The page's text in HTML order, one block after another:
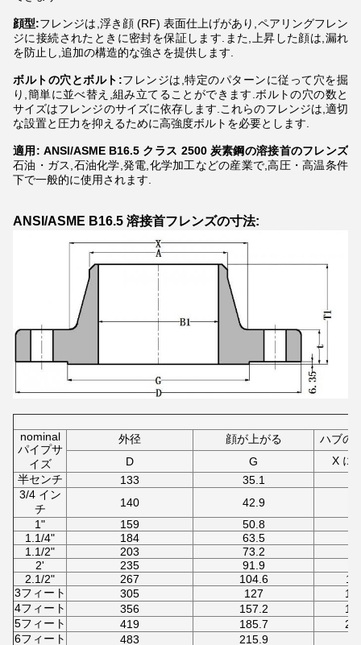
顔型:フレンジは,浮き顔 (RF) 表面仕上げがあり,ペアリングフレン
ジに接続されたときに密封を保証します.また,上昇した顔は,漏れ
を防止し,追加の構造的な強さを提供します.
ボルトの穴とボルト:フレンジは,特定のパターンに従って穴を掘
り,簡単に並べ替え,組み立てることができます.ボルトの穴の数と
サイズはフレンジのサイズに依存します.これらのフレンジは,適切
な設置と圧力を抑えるために高強度ボルトを必要とします.
適用: ANSI/ASME B16.5 クラス 2500 炭素鋼の溶接首のフレンズ
石油・ガス,石油化学,発電,化学加工などの産業で,高圧・高温条件
下で一般的に使用されます.
ANSI/ASME B16.5 溶接首フレンズの寸法:
nominal
パイプサ
イズ
外径 顔が上がる
ハブの
D
G
X に
半センチ
133 35.1
3/4 イン
チ
140 42.9
1"
159 50.8
1.1/4"
184 63.5
1.1/2"
203 73.2
2'
235 91.9
2.1/2"
267 104.6
3フィート
305 127
4フィート
356 157.2
5フィート
419 185.7
6フィート
483 215.9